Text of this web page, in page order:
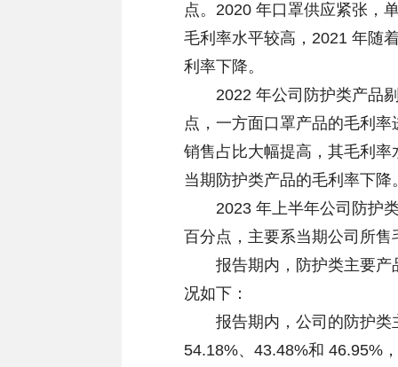
点。2020 年口罩供应紧张，
毛利率水平较高，2021 年随
利率下降。
2022 年公司防护类产品剔
点，一方面口罩产品的毛利
销售占比大幅提高，其毛利
当期防护类产品的毛利率下降
2023 年上半年公司防护类
百分点，主要系当期公司所
报告期内，防护类主要产
况如下：
报告期内，公司的防护类
54.18%、43.48%和 46.95%